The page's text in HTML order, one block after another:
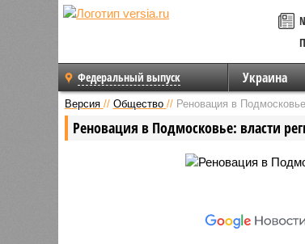
Федеральный выпуск Украина
Версия // Общество // Реновация в
Реновация в Подмосковье: власти